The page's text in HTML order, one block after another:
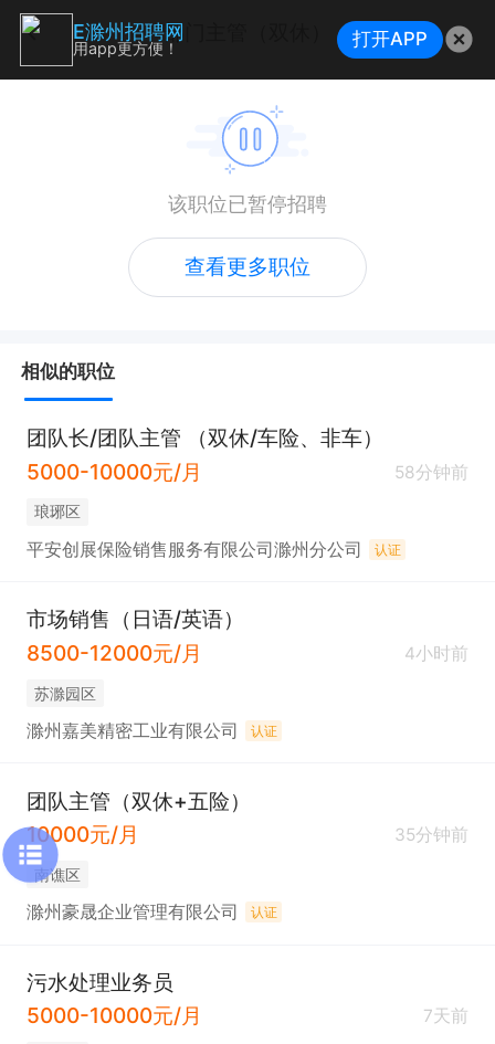
部门主管（双休）
该职位已暂停招聘
查看更多职位
相似的职位
团队长/团队主管 （双休/车险、非车）
5000-10000元/月
58分钟前
琅琊区
平安创展保险销售服务有限公司滁州分公司 认证
市场销售（日语/英语）
8500-12000元/月
4小时前
苏滁园区
滁州嘉美精密工业有限公司 认证
团队主管（双休+五险）
10000元/月
35分钟前
南谯区
滁州豪晟企业管理有限公司 认证
污水处理业务员
5000-10000元/月
7天前
E滁州招聘网
用app更方便！ 打开APP